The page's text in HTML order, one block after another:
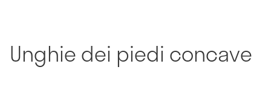
Unghie dei piedi concave